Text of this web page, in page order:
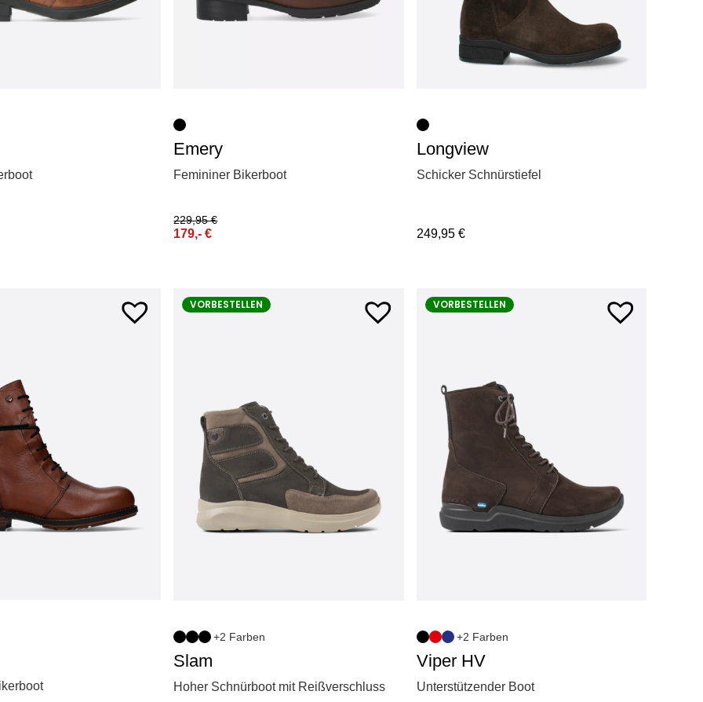
Emery
Femininer Bikerboot
229,95€
179,-€
Longview
Schicker Schnürstiefel
249,95 €
VORBESTELLEN
+2 Farben
Slam
Hoher Schnürboot mit Reißverschluss
VORBESTELLEN
+2 Farben
Viper HV
Unterstützender Boot